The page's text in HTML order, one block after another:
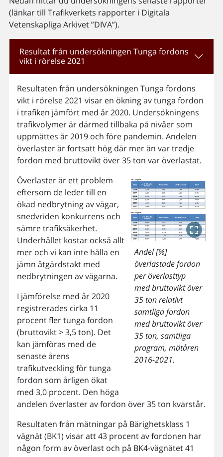
(länkar till Trafikverkets rapporter i Digitala
Vetenskapliga Arkivet ”DIVA”).
Resultat från undersökningen Tunga fordons
vikt i rörelse 2021
Resultaten från undersökningen Tunga fordons
vikt i rörelse 2021 visar en ökning av tunga fordon
i trafiken jämfört med år 2020. Undersökningens
trafikvolymer är därmed tillbaka på nivåer som
uppmättes år 2019 och före pandemin. Andelen
överlaster är fortsatt hög där mer än var tredje
fordon med bruttovikt över 35 ton var överlastat.
Andel [%]
överlastade fordon
per överlasttyp
med bruttovikt över
35 ton relativt
samtliga fordon
med bruttovikt över
35 ton, samtliga
program, mätåren
2016-2021.
Överlaster är ett problem
eftersom de leder till en
ökad nedbrytning av vägar,
snedvriden konkurrens och
sämre trafiksäkerhet.
Underhållet kostar också allt
mer och vi kan inte hålla en
jämn åtgärdstakt med
nedbrytningen av vägarna.
I jämförelse med år 2020
registrerades cirka 11
procent fler tunga fordon
(bruttovikt > 3,5 ton). Det
kan jämföras med de
senaste årens
trafikutveckling för tunga
fordon som årligen ökat
med 3,0 procent. Den höga
andelen överlaster av fordon över 35 ton kvarstår.
Resultaten från mätningar på Bärighetsklass 1
vägnät (BK1) visar att 43 procent av fordonen har
någon form av överlast och på BK4-vägnätet 41